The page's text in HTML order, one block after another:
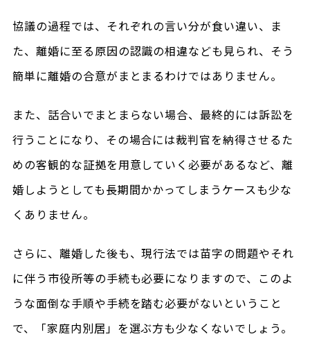
協議の過程では、それぞれの言い分が食い違い、ま
た、離婚に至る原因の認識の相違なども見られ、そう
簡単に離婚の合意がまとまるわけではありません。
また、話合いでまとまらない場合、最終的には訴訟を
行うことになり、その場合には裁判官を納得させるた
めの客観的な証拠を用意していく必要があるなど、離
婚しようとしても長期間かかってしまうケースも少な
くありません。
さらに、離婚した後も、現行法では苗字の問題やそれ
に伴う市役所等の手続も必要になりますので、このよ
うな面倒な手順や手続を踏む必要がないということ
で、「家庭内別居」を選ぶ方も少なくないでしょう。